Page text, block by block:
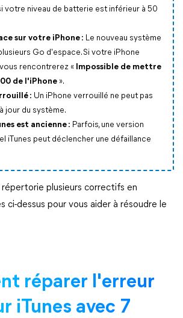
votre niveau de batterie est inférieur à 50
sur votre iPhone : Le nouveau système
Go d'espace. Si votre iPhone
rencontrerez « Impossible de mettre
de l'iPhone ».
: Un iPhone verrouillé ne peut pas
jour du système.
est ancienne : Parfois, une version
iTunes peut déclencher une défaillance
plusieurs correctifs en
ci-dessus pour vous aider à résoudre le
réparer l'erreur
iTunes avec 7